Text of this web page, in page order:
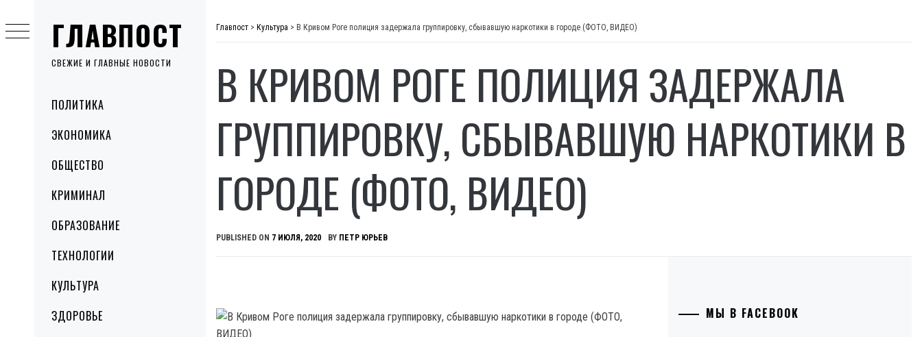
ГЛАВПОСТ
СВЕЖИЕ И ГЛАВНЫЕ НОВОСТИ
MenuПОЛИТИКА
ЭКОНОМИКА
ОБЩЕСТВО
КРИМИНАЛ
ОБРАЗОВАНИЕ
ТЕХНОЛОГИИ
КУЛЬТУРА
ЗДОРОВЬЕ
to
content
Главпост > Культура > В Кривом Роге полиция задержала группировку, сбывавшую наркотики в городе (ФОТО, ВИДЕО)
В КРИВОМ РОГЕ ПОЛИЦИЯ ЗАДЕРЖАЛА
ГРУППИРОВКУ, СБЫВАВШУЮ НАРКОТИКИ В
ГОРОДЕ (ФОТО, ВИДЕО)
PUBLISHED ON 7 ИЮЛЯ, 2020 BY ПЕТР ЮРЬЕВ
МЫ В FACEBOOK